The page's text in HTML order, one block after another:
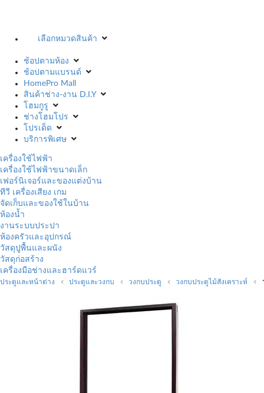
เลือกหมวดสินค้า
ช้อปตามห้อง
ช้อปตามแบรนด์
HomePro Mall
สินค้าช่าง-งาน D.I.Y
โฮมกูรู
ช่างโฮมโปร
โปรเด็ด
บริการพิเศษ
เครื่องใช้ไฟฟ้า
เครื่องใช้ไฟฟ้าขนาดเล็ก
เฟอร์นิเจอร์และของแต่งบ้าน
ทีวี เครื่องเสียง เกม
จัดเก็บและของใช้ในบ้าน
ห้องน้ำ
งานระบบประปา
ห้องครัวและอุปกรณ์
วัสดุปูพื้นและผนัง
วัสดุก่อสร้าง
เครื่องมือช่างและฮาร์ดแวร์
ประตูและหน้าต่าง ประตูและวงกบ วงกบประตู วงกบประตูไม้สังเคราะห์